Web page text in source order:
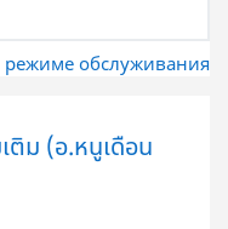
режиме обслуживания
ติม (อ.หนูเดือน